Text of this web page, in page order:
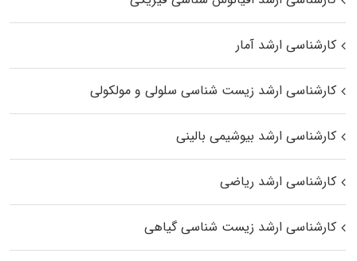
کارشناسی ارشد آمار
کارشناسی ارشد زیست شناسی سلولی و مولکولی
کارشناسی ارشد بیوشیمی بالینی
کارشناسی ارشد ریاضی
کارشناسی ارشد زیست‌ شناسی گیاهی